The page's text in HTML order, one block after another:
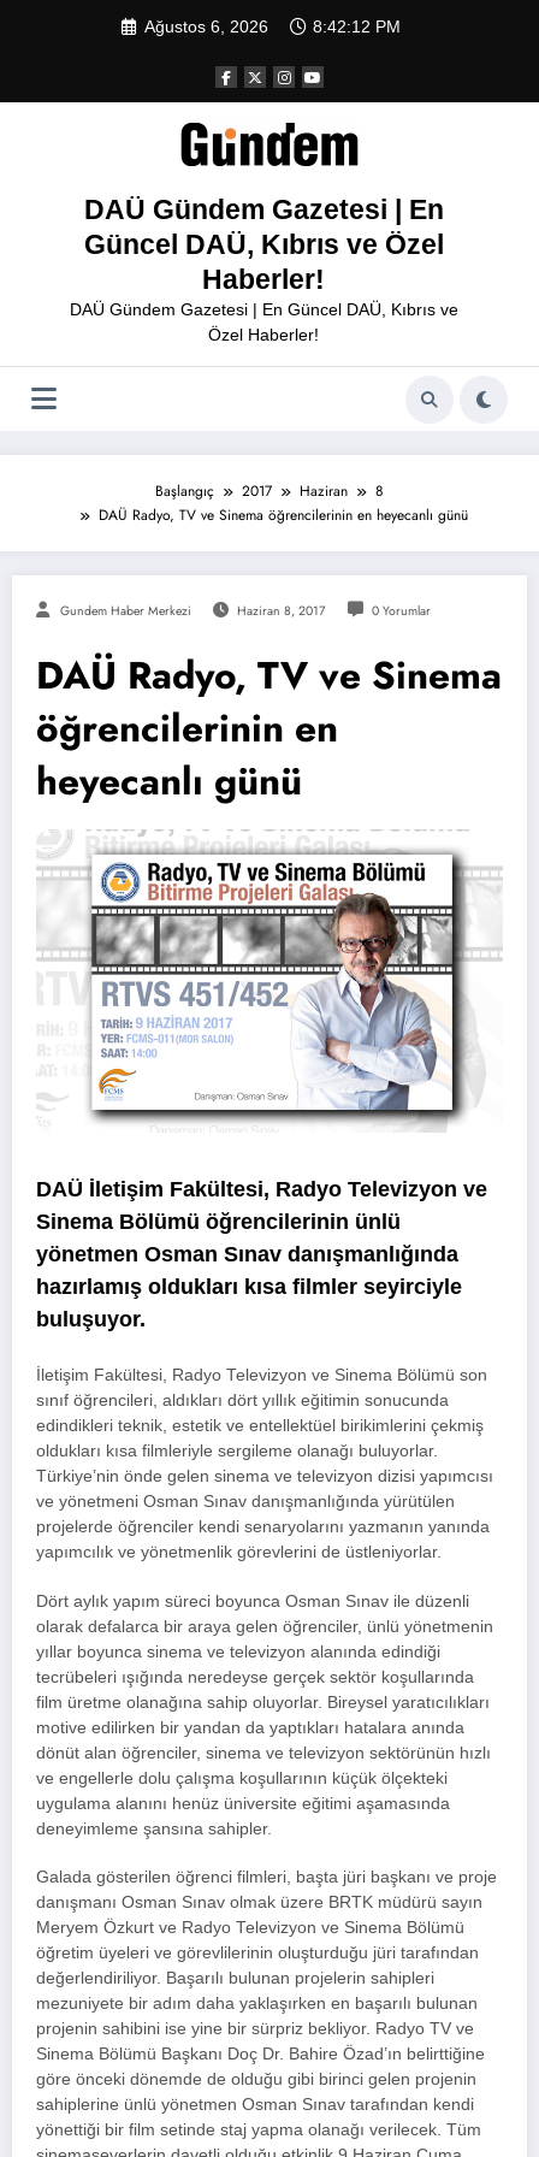
Ağustos 6, 2026 8:42:12 PM
DAÜ Gündem Gazetesi | En
Güncel DAÜ, Kıbrıs ve Özel
Haberler!
DAÜ Gündem Gazetesi | En Güncel DAÜ, Kıbrıs ve
Özel Haberler!
Başlangıç 2017 Haziran
8
DAÜ Radyo, TV ve Sinema öğrencilerinin en heyecanlı günü
Gundem Haber Merkezi Haziran 8, 2017 0 Yorumlar
DAÜ Radyo, TV ve Sinema
öğrencilerinin en
heyecanlı günü
DAÜ İletişim Fakültesi, Radyo Televizyon ve
Sinema Bölümü öğrencilerinin ünlü
yönetmen Osman Sınav danışmanlığında
hazırlamış oldukları kısa filmler seyirciyle
buluşuyor.
İletişim Fakültesi, Radyo Televizyon ve Sinema Bölümü son
sınıf öğrencileri, aldıkları dört yıllık eğitimin sonucunda
edindikleri teknik, estetik ve entellektüel birikimlerini çekmiş
oldukları kısa filmleriyle sergileme olanağı buluyorlar.
Türkiye’nin önde gelen sinema ve televizyon dizisi yapımcısı
ve yönetmeni Osman Sınav danışmanlığında yürütülen
projelerde öğrenciler kendi senaryolarını yazmanın yanında
yapımcılık ve yönetmenlik görevlerini de üstleniyorlar.
Dört aylık yapım süreci boyunca Osman Sınav ile düzenli
olarak defalarca bir araya gelen öğrenciler, ünlü yönetmenin
yıllar boyunca sinema ve televizyon alanında edindiği
tecrübeleri ışığında neredeyse gerçek sektör koşullarında
film üretme olanağına sahip oluyorlar. Bireysel yaratıcılıkları
motive edilirken bir yandan da yaptıkları hatalara anında
dönüt alan öğrenciler, sinema ve televizyon sektörünün hızlı
ve engellerle dolu çalışma koşullarının küçük ölçekteki
uygulama alanını henüz üniversite eğitimi aşamasında
deneyimleme şansına sahipler.
Galada gösterilen öğrenci filmleri, başta jüri başkanı ve proje
danışmanı Osman Sınav olmak üzere BRTK müdürü sayın
Meryem Özkurt ve Radyo Televizyon ve Sinema Bölümü
öğretim üyeleri ve görevlilerinin oluşturduğu jüri tarafından
değerlendiriliyor. Başarılı bulunan projelerin sahipleri
mezuniyete bir adım daha yaklaşırken en başarılı bulunan
projenin sahibini ise yine bir sürpriz bekliyor. Radyo TV ve
Sinema Bölümü Başkanı Doç Dr. Bahire Özad’ın belirttiğine
göre önceki dönemde de olduğu gibi birinci gelen projenin
sahiplerine ünlü yönetmen Osman Sınav tarafından kendi
yönettiği bir film setinde staj yapma olanağı verilecek. Tüm